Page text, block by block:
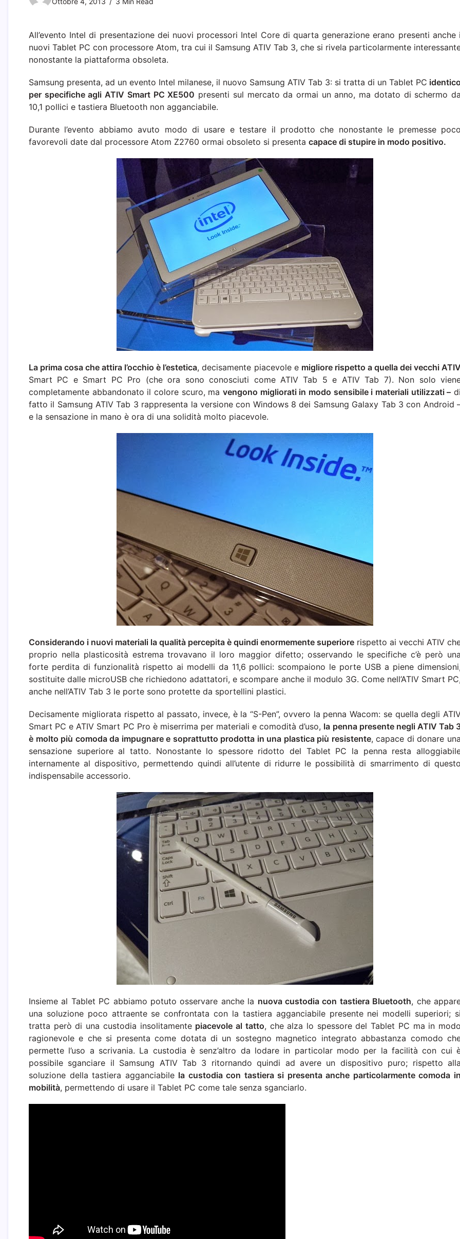
All’evento Intel di presentazione dei nuovi processori Intel Core di quarta generazione erano presenti anche
nuovi Tablet PC con processore Atom, tra cui il Samsung ATIV Tab 3, che si rivela particolarmente
nonostante la piattaforma obsoleta.
Samsung presenta, ad un evento Intel milanese, il nuovo Samsung ATIV Tab 3: si tratta di un Tablet PC
per specifiche agli ATIV Smart PC XE500 presenti sul mercato da ormai un anno, ma dotato di schermo
10,1 pollici e tastiera Bluetooth non agganciabile.
Durante l’evento abbiamo avuto modo di usare e testare il prodotto che nonostante le premesse
favorevoli date dal processore Atom Z2760 ormai obsoleto si presenta capace di stupire in modo positivo.
La prima cosa che attira l’occhio è l’estetica, decisamente piacevole e migliore rispetto a quella dei vecchi
Smart PC e Smart PC Pro (che ora sono conosciuti come ATIV Tab 5 e ATIV Tab 7). Non solo
completamente abbandonato il colore scuro, ma vengono migliorati in modo sensibile i materiali utilizzati –
fatto il Samsung ATIV Tab 3 rappresenta la versione con Windows 8 dei Samsung Galaxy Tab 3 con Android
e la sensazione in mano è ora di una solidità molto piacevole.
Considerando i nuovi materiali la qualità percepita è quindi enormemente superiore rispetto ai vecchi ATIV
proprio nella plasticosità estrema trovavano il loro maggior difetto; osservando le specifiche c’è però
forte perdita di funzionalità rispetto ai modelli da 11,6 pollici: scompaiono le porte USB a piene
sostituite dalle microUSB che richiedono adattatori, e scompare anche il modulo 3G. Come nell’ATIV Smart
anche nell’ATIV Tab 3 le porte sono protette da sportellini plastici.
Decisamente migliorata rispetto al passato, invece, è la “S-Pen”, ovvero la penna Wacom: se quella degli
Smart PC e ATIV Smart PC Pro è miserrima per materiali e comodità d’uso, la penna presente negli ATIV Tab
è molto più comoda da impugnare e soprattutto prodotta in una plastica più resistente, capace di donare
sensazione superiore al tatto. Nonostante lo spessore ridotto del Tablet PC la penna resta
internamente al dispositivo, permettendo quindi all’utente di ridurre le possibilità di smarrimento di
indispensabile accessorio.
Insieme al Tablet PC abbiamo potuto osservare anche la nuova custodia con tastiera Bluetooth, che
una soluzione poco attraente se confrontata con la tastiera agganciabile presente nei modelli superiori;
tratta però di una custodia insolitamente piacevole al tatto, che alza lo spessore del Tablet PC ma in
ragionevole e che si presenta come dotata di un sostegno magnetico integrato abbastanza comodo
permette l’uso a scrivania. La custodia è senz’altro da lodare in particolar modo per la facilità con cui
possibile sganciare il Samsung ATIV Tab 3 ritornando quindi ad avere un dispositivo puro; rispetto
soluzione della tastiera agganciabile la custodia con tastiera si presenta anche particolarmente comoda
mobilità, permettendo di usare il Tablet PC come tale senza sganciarlo.